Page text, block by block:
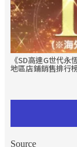
《SD高達G世代永
地區店鋪銷售排行
Source